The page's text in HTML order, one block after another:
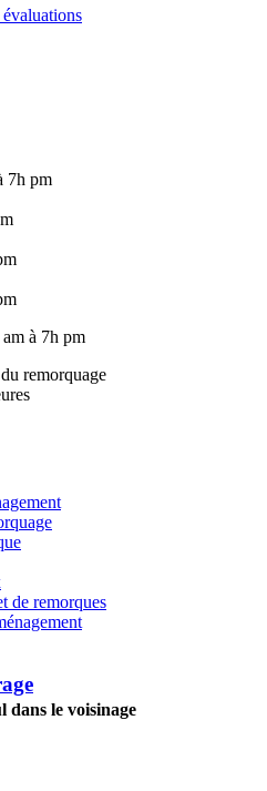
7h pm
à 7h pm
remorquage
de remorques
dans le voisinage